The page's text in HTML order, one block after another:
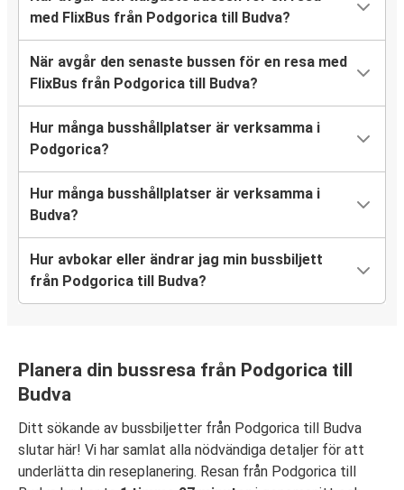
med FlixBus från Podgorica till Budva?
När avgår den senaste bussen för en resa med
FlixBus från Podgorica till Budva?
Hur många busshållplatser är verksamma i
Podgorica?
Hur många busshållplatser är verksamma i
Budva?
Hur avbokar eller ändrar jag min bussbiljett
från Podgorica till Budva?
Planera din bussresa från Podgorica till
Budva
Ditt sökande av bussbiljetter från Podgorica till Budva
slutar här! Vi har samlat alla nödvändiga detaljer för att
underlätta din reseplanering. Resan från Podgorica till